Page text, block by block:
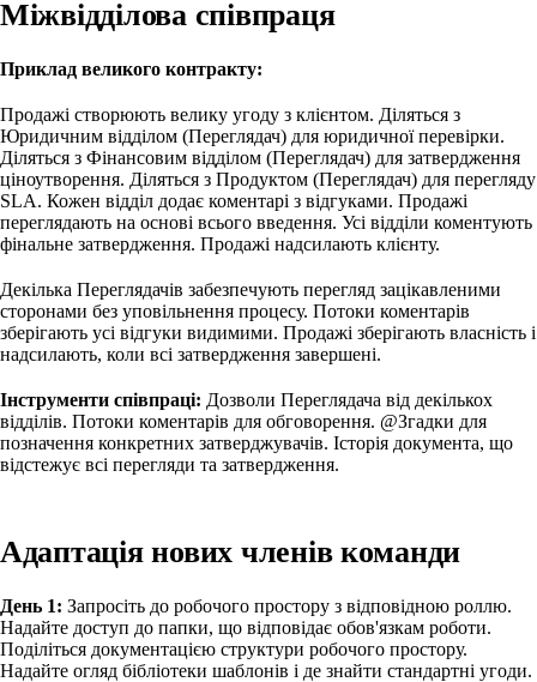
Міжвідділова співпраця
Приклад великого контракту:
Продажі створюють велику угоду з клієнтом. Діляться з
Юридичним відділом (Переглядач) для юридичної перевірки.
Діляться з Фінансовим відділом (Переглядач) для затвердження
ціноутворення. Діляться з Продуктом (Переглядач) для перегляду
SLA. Кожен відділ додає коментарі з відгуками. Продажі
переглядають на основі всього введення. Усі відділи коментують
фінальне затвердження. Продажі надсилають клієнту.
Декілька Переглядачів забезпечують перегляд зацікавленими
сторонами без уповільнення процесу. Потоки коментарів
зберігають усі відгуки видимими. Продажі зберігають власність і
надсилають, коли всі затвердження завершені.
Інструменти співпраці: Дозволи Переглядача від декількох
відділів. Потоки коментарів для обговорення. @Згадки для
позначення конкретних затверджувачів. Історія документа, що
відстежує всі перегляди та затвердження.
Адаптація нових членів команди
День 1: Запросіть до робочого простору з відповідною роллю.
Надайте доступ до папки, що відповідає обов'язкам роботи.
Поділіться документацією структури робочого простору.
Надайте огляд бібліотеки шаблонів і де знайти стандартні угоди.